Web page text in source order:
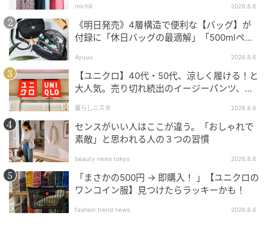
michill 2026.8.6
《明日発売》4層構造で便利な【バッグ】が
付録に「休日バッグの最適解」「500mlペッ
4yuuu 2026.8.6
【ユニクロ】40代・50代、涼しく履ける！と
大人気。売り切れ続出のイージーパンツ、買
暮らしニスタ 2026.8.6
センスがいい人はここが違う。「おしゃれで
素敵」と思われる人の３つの習慣
beauty news tokyo 2026.8.6
「まさかの500円 → 即購入！ 」【ユニクロの
ワンコイン服】見つけたらラッキーかも！
fashion trend news 2026.8.6